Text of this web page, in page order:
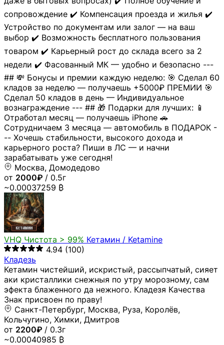
сопровождение ✔️ Компенсация проезда и жилья ✔️
Устройство по документам или залог — на ваш
выбор ✔️ Возможность бесплатного пользования
товаром ✔️ Карьерный рост до склада всего за 2
недели ✔️ Фасованный МК — удобно и безопасно ---
## 💸 Бонусы и премии каждую неделю: 🎯 Сделал 60
кладов за неделю — получаешь +5000₽ ПРЕМИИ 🎯
Сделал 50 кладов в день — Индивидуальное
вознаграждение --- ## 🎁 Подарки для лучших: 📱
Отработал месяц — получаешь iPhone 🚗
Сотрудничаем 3 месяца — автомобиль в ПОДАРОК -
-- Хочешь стабильности, высокого дохода и
карьерного роста? Пиши в ЛС — и начни
зарабатывать уже сегодня!
Москва, Домодедово
от 2000₽ / 0.5г
~0.00037259 ₿
VHQ Чистота > 99% Кетамин / Ketamine
4.94 (100)
Кладезь
Кетамин чистейший, искристый, рассыпчатый, сияет
аки кристаллики снежныя по утру морозному, сам
эфекта блаженного да нежного. Кладезя Качества
Знак присвоен по праву!
Санкт-Петербург, Москва, Руза, Королёв,
Кольчугино, Химки, Дмитров
от 2200₽ / 0.3г
~0.00040985 ₿